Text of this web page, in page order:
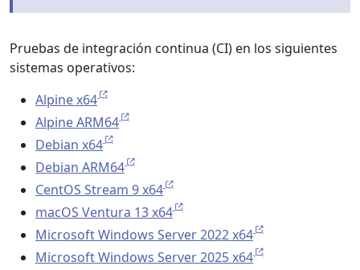
Pruebas de integración continua (CI) en los siguientes
sistemas operativos:
Alpine x64
Alpine ARM64
Debian x64
Debian ARM64
CentOS Stream 9 x64
macOS Ventura 13 x64
Microsoft Windows Server 2022 x64
Microsoft Windows Server 2025 x64